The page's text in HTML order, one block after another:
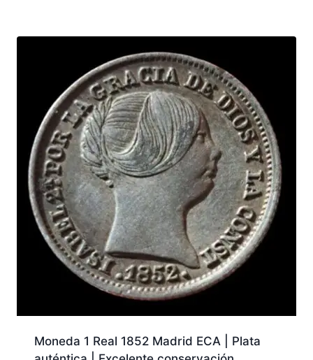
Moneda 1 Real 1852 Madrid ECA | Plata